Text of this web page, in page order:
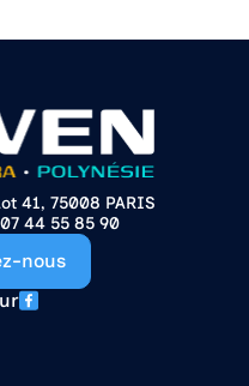
41, 75008 PARIS
07 44 55 85 90
nous